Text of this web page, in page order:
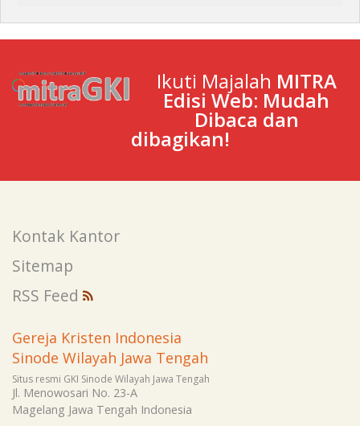
Ikuti Majalah MITRA
Edisi Web: Mudah
Dibaca dan
dibagikan!
Kontak Kantor
Sitemap
RSS Feed
Gereja Kristen Indonesia
Sinode Wilayah Jawa Tengah
Situs resmi GKI Sinode Wilayah Jawa Tengah
Jl. Menowosari No. 23-A
Magelang Jawa Tengah Indonesia